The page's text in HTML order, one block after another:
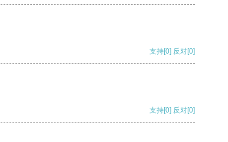
支持[0] 反对[0]
支持[0] 反对[0]